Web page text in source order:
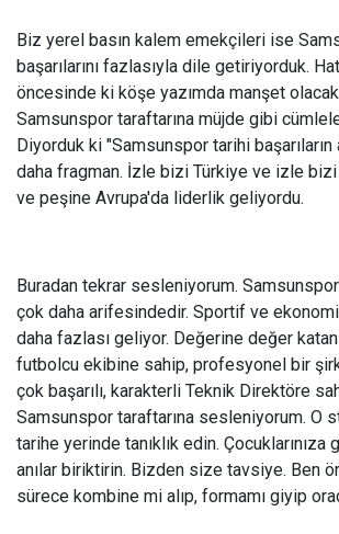
Biz yerel basın kalem emekçileri ise
başarılarını fazlasıyla dile getiriyorduk.
öncesinde ki köşe yazımda manşet
Samsunspor taraftarına müjde gibi
Diyorduk ki "Samsunspor tarihi
daha fragman. İzle bizi Türkiye ve izle
ve peşine Avrupa'da liderlik geliyordu.
Buradan tekrar sesleniyorum. Samsunspor
çok daha arifesindedir. Sportif ve
daha fazlası geliyor. Değerine değer
futbolcu ekibine sahip, profesyonel bir
çok başarılı, karakterli Teknik Direktöre
Samsunspor taraftarına sesleniyorum. O
tarihe yerinde tanıklık edin. Çocuklarınıza
anılar biriktirin. Bizden size tavsiye. Ben
sürece kombine mi alıp, formamı giyip